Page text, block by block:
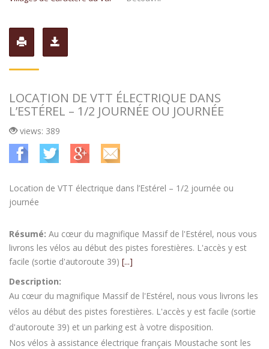
LOCATION DE VTT ÉLECTRIQUE DANS
L’ESTÉREL – 1/2 JOURNÉE OU JOURNÉE
views: 389
Location de VTT électrique dans l’Estérel – 1/2 journée ou
journée
Résumé: Au cœur du magnifique Massif de l'Estérel, nous vous
livrons les vélos au début des pistes forestières. L'accès y est
facile (sortie d'autoroute 39) [...]
Description:
Au cœur du magnifique Massif de l'Estérel, nous vous livrons les
vélos au début des pistes forestières. L'accès y est facile (sortie
d'autoroute 39) et un parking est à votre disposition.
Nos vélos à assistance électrique français Moustache sont les